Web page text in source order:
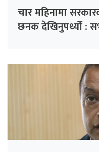
चार महिनामा
छनक देखिनुपर्थ्यो :